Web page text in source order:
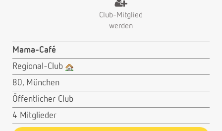
Club-Mitglied
werden
Mama-Café
Regional-Club
80, München
Öffentlicher Club
4 Mitglieder